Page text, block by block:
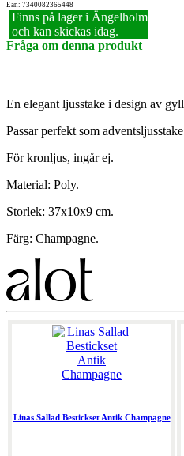
Ean: 7340082365448
Finns på lager i Ängelholm
och kan skickas idag.
Fråga om denna produkt
En elegant ljusstake i design av
Passar perfekt som
För kronljus, ingår ej.
Material: Poly.
Storlek: 37x10x9 cm.
Färg: Champagne.
Linas Sallad Bestickset Antik Champagne